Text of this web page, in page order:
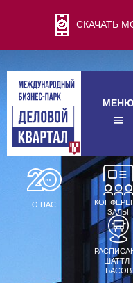
СКАЧАТЬ
МЕНЮ
О НАС
ЗАЛЫ
ШАТТЛ-
БАСОВ